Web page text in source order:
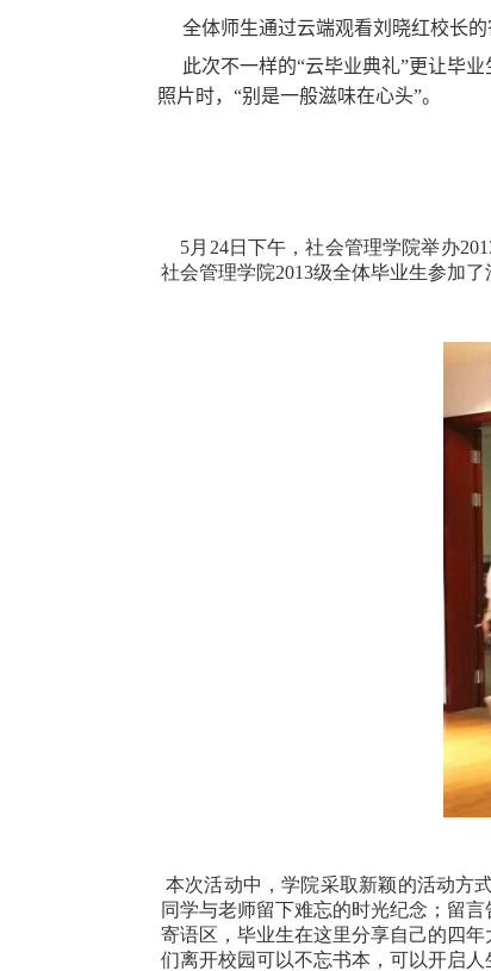
全体师生通过云端观看刘晓红校长
此次不一样的“云毕业典礼”更让毕
照片时，“别是一般滋味在心头”。
5月 24日下午，社会管理学院举办
社会管理学院2013级全体毕业生参加了
本次活动中，学院采取新颖的活动方
同学与老师留下难忘的时光纪念；留
寄语区，毕业生在这里分享自己的四
们离开校园可以不忘书本，可以开启人